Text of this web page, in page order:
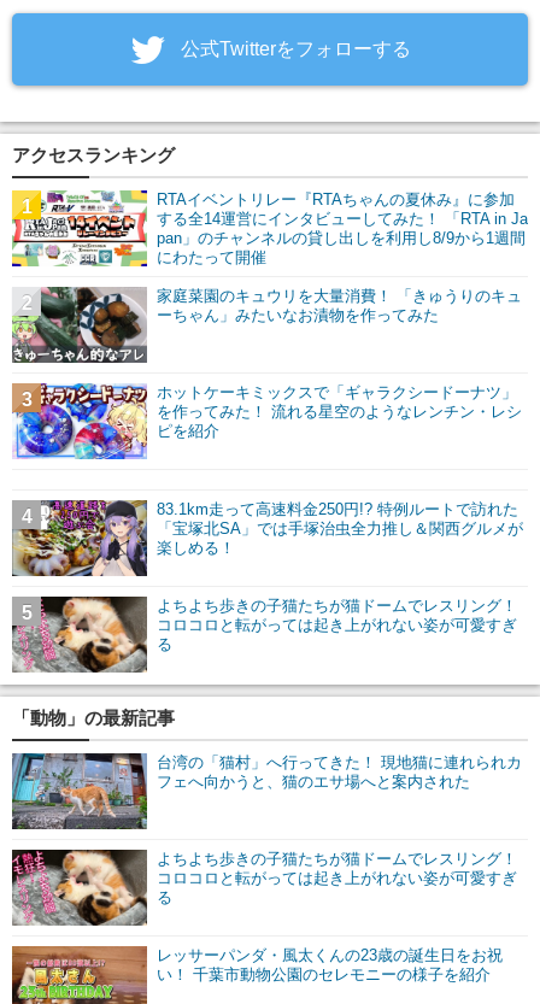
‎公式Twitterをフォローする
アクセスランキング
RTAイベントリレー『RTAちゃんの夏休み』に参加
する全14運営にインタビューしてみた！ 「RTA in Ja
pan」のチャンネルの貸し出しを利用し8/9から1週間
にわたって開催
1
家庭菜園のキュウリを大量消費！ 「きゅうりのキュ
ーちゃん」みたいなお漬物を作ってみた
2
ホットケーキミックスで「ギャラクシードーナツ」
を作ってみた！ 流れる星空のようなレンチン・レシ
ピを紹介
3
83.1km走って高速料金250円!? 特例ルートで訪れた
「宝塚北SA」では手塚治虫全力推し＆関西グルメが
楽しめる！
4
よちよち歩きの子猫たちが猫ドームでレスリング！
コロコロと転がっては起き上がれない姿が可愛すぎ
る
5
「動物」の最新記事
台湾の「猫村」へ行ってきた！ 現地猫に連れられカ
フェへ向かうと、猫のエサ場へと案内された
よちよち歩きの子猫たちが猫ドームでレスリング！
コロコロと転がっては起き上がれない姿が可愛すぎ
る
レッサーパンダ・風太くんの23歳の誕生日をお祝
い！ 千葉市動物公園のセレモニーの様子を紹介